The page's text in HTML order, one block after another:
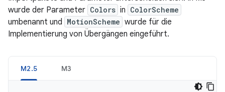
wurde der Parameter Colors in ColorScheme
umbenannt und MotionScheme wurde für die
Implementierung von Übergängen eingeführt.
M2.5 M3